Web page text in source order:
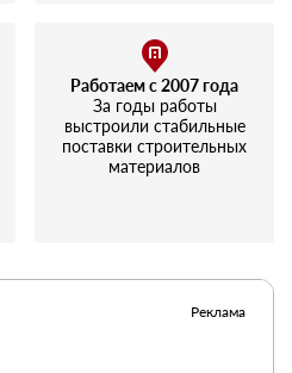
Работаем с 2007 года
За годы работы
выстроили стабильные
поставки строительных
материалов
Реклама